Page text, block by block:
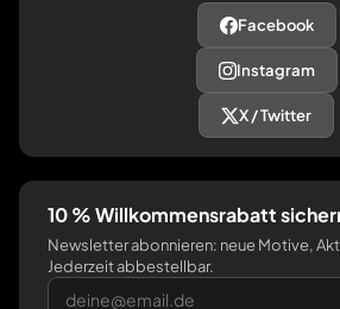
Facebook
Instagram
X / Twitter
10 % Willkommensrabatt
Newsletter abonnieren: neue Motive,
Jederzeit abbestellbar.